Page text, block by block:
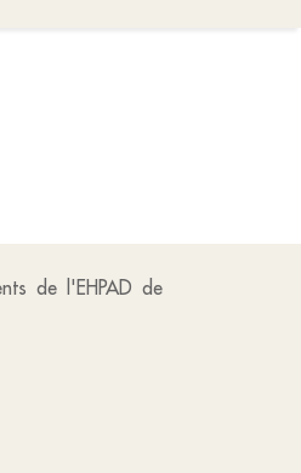
de l'EHPAD de